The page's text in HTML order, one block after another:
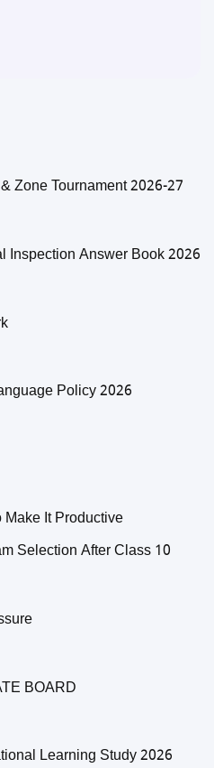
Zone Tournament 2026-27
Inspection Answer Book 2026
Policy 2026
Make It Productive
Selection After Class 10
BOARD
Learning Study 2026